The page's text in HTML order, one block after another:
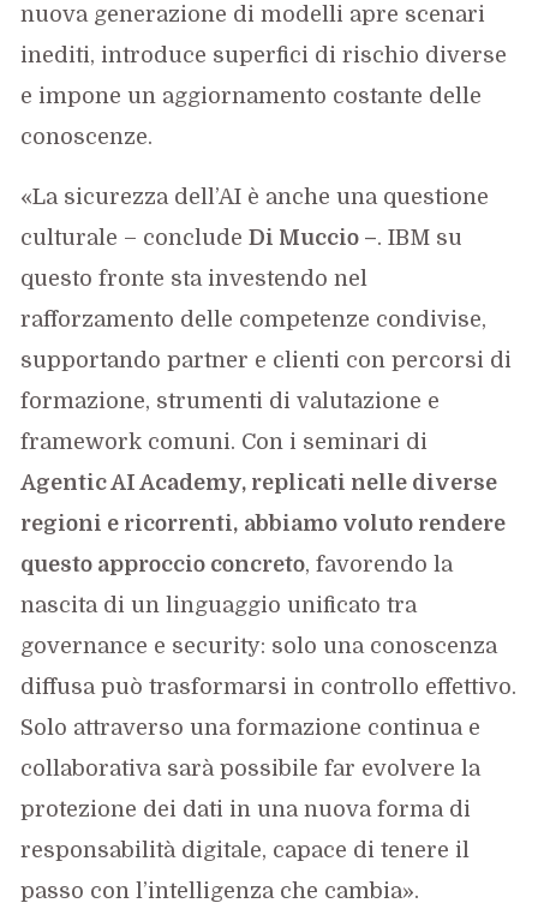
nuova generazione di modelli apre scenari
inediti, introduce superfici di rischio diverse
e impone un aggiornamento costante delle
conoscenze.
«La sicurezza dell’AI è anche una questione
culturale – concludeDi Muccio –. IBM su
questo fronte sta investendo nel
rafforzamento delle competenze condivise,
supportando partner e clienti con percorsi di
formazione, strumenti di valutazione e
framework comuni. Con i seminari di
Agentic AI Academy, replicati nelle diverse
regioni e ricorrenti, abbiamo voluto rendere
questo approccio concreto, favorendo la
nascita di un linguaggio unificato tra
governance e security: solo una conoscenza
diffusa può trasformarsi in controllo effettivo.
Solo attraverso una formazione continua e
collaborativa sarà possibile far evolvere la
protezione dei dati in una nuova forma di
responsabilità digitale, capace di tenere il
passo con l’intelligenza che cambia».